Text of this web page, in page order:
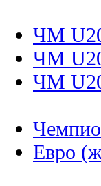
ЧМ
ЧМ
ЧМ
Евро